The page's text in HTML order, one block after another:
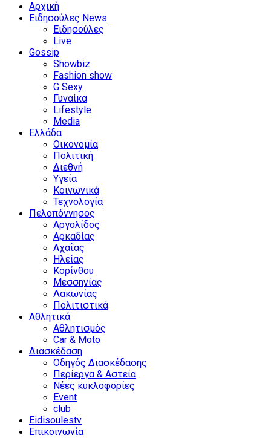
Αρχική
Ειδησούλες News
Ειδησούλες
Live
Gossip
Showbiz
Fashion show
G Sexy
Γυναίκα
Lifestyle
Media
Ελλάδα
Οικονομία
Πολιτική
Διεθνή
Υγεία
Κοινωνικά
Τεχνολογία
Πελοπόννησος
Αργολίδος
Αρκαδίας
Αχαΐας
Ηλείας
Κορίνθου
Μεσσηνίας
Λακωνίας
Πολιτιστικά
Αθλητικά
Αθλητισμός
Car & Moto
Διασκέδαση
Οδηγός Διασκέδασης
Περίεργα & Αστεία
Νέες κυκλοφορίες
Event
club
Eidisoulestv
Επικοινωνία